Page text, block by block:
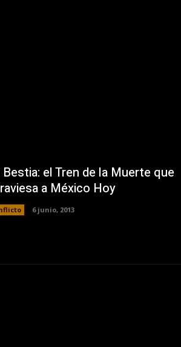
Bestia: el Tren de la Muerte que
a México Hoy
6 junio, 2013